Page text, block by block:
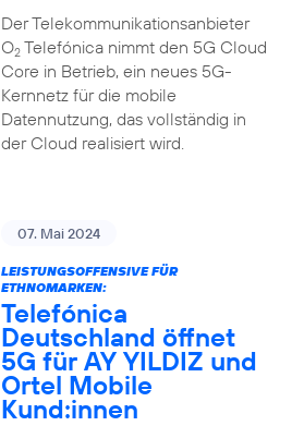
Der Telekommunikationsanbieter
O2Telefónica nimmt den 5G Cloud
Core in Betrieb, ein neues 5G-
Kernnetz für die mobile
Datennutzung, das vollständig in
der Cloud realisiert wird.
07. Mai 2024
LEISTUNGSOFFENSIVE FÜR
ETHNOMARKEN:
Telefónica
Deutschland öffnet
5G für AY YILDIZ und
Ortel Mobile
Kund:innen